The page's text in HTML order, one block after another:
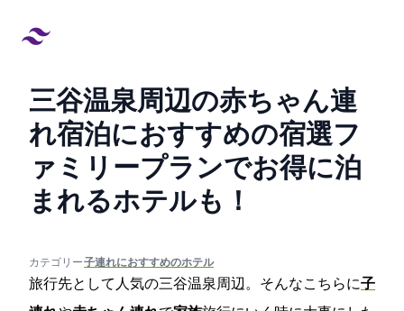
三谷温泉周辺の赤ちゃん連
れ宿泊におすすめの宿4選!フ
ァミリープランでお得に泊
まれるホテルも！
カテゴリー:#子連れにおすすめのホテル
旅行先として人気の三谷温泉周辺。そんなこちらに子